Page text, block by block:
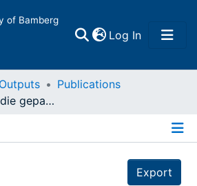
of Bamberg
Log In(current)
Publications
"Eine Schlange, die gepanzert ist und fliegen kann" : bildnerische Kreativität im plastischen Gestalten
Export